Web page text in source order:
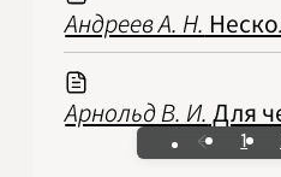
Андреев А. Н.
Арнольд В. И. Для
1